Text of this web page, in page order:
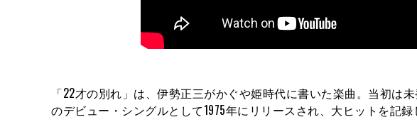
「22才の別れ」は、伊勢正三がかぐや姫時代に書いた楽曲。当初は
のデビュー・シングルとして1975年にリリースされ、大ヒットを記録